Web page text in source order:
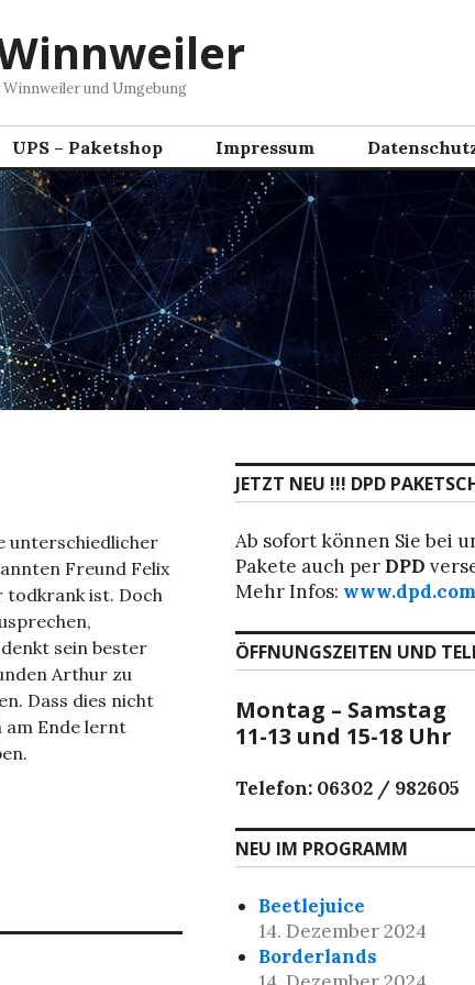
und Umgebung
UPS – Paketshop Impressum
unterschiedlicher
Freund Felix
todkrank ist. Doch
sein bester
Arthur zu
Dass dies nicht
am Ende lernt
JETZT NEU !!! DPD
Ab sofort können Sie bei
Pakete auch per DPD
Mehr Infos: www.dpd.com
ÖFFNUNGSZEITEN UND
Montag – Samstag
11-13 und 15-18 Uhr
Telefon: 06302 / 982605
NEU IM PROGRAMM
Beetlejuice
14. Dezember 2024
Borderlands